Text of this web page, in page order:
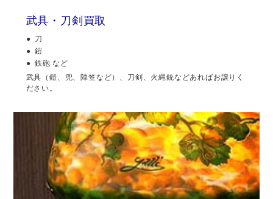
武具・刀剣買取
刀
鎧
鉄砲 など
武具（鎧、兜、陣笠など）、刀剣、火縄銃などあればお譲りく
ださい。